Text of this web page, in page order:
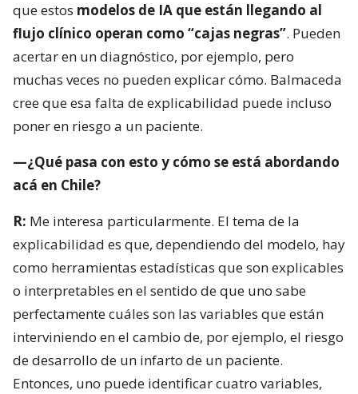
que estos modelos de IA que están llegando al
flujo clínico operan como “cajas negras”. Pueden
acertar en un diagnóstico, por ejemplo, pero
muchas veces no pueden explicar cómo. Balmaceda
cree que esa falta de explicabilidad puede incluso
poner en riesgo a un paciente.
—¿Qué pasa con esto y cómo se está abordando
acá en Chile?
R: Me interesa particularmente. El tema de la
explicabilidad es que, dependiendo del modelo, hay
como herramientas estadísticas que son explicables
o interpretables en el sentido de que uno sabe
perfectamente cuáles son las variables que están
interviniendo en el cambio de, por ejemplo, el riesgo
de desarrollo de un infarto de un paciente.
Entonces, uno puede identificar cuatro variables,